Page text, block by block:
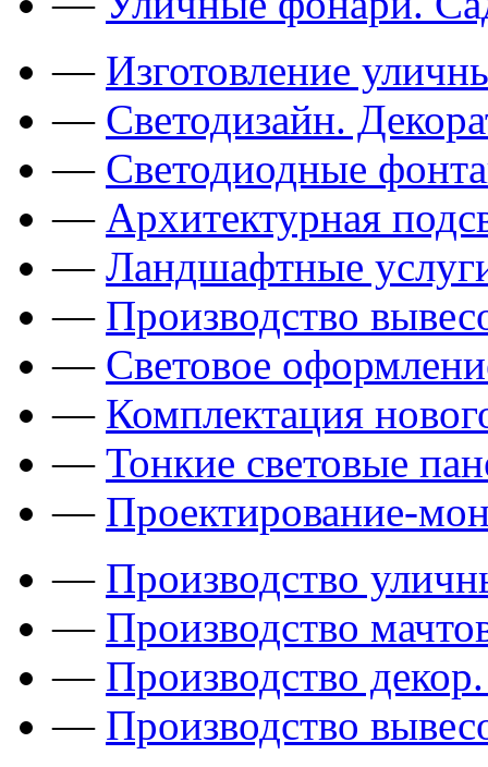
— Изготовление
— Светодизайн.
— Светодиодные
— Архитектурная
— Ландшафтные
— Производство
— Световое
— Комплектация
— Тонкие световые
— Проектирование-
— Производство
— Производство
— Производство
— Производство